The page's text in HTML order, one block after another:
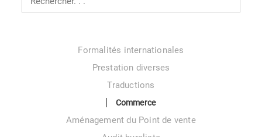
Formalités internationales
Prestation diverses
Traductions
Commerce
Aménagement du Point de vente